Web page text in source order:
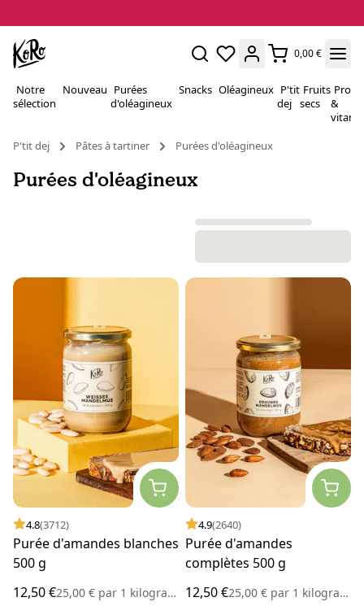
0,00 €
Notre
sélection
Nouveau Purées
d'oléagineux
Snacks Oléagineux P'tit
dej
Fruits
secs
&
P'tit dej
Pâtes à tartiner Purées d'oléagineux
Purées d'oléagineux
4.8(3712)
Purée d'amandes blanches
500 g
12,50 €25,00 € par 1 kilogramme
4.9(2640)
Purée d'amandes
complètes 500 g
12,50 €25,00 € par 1 kilogramme